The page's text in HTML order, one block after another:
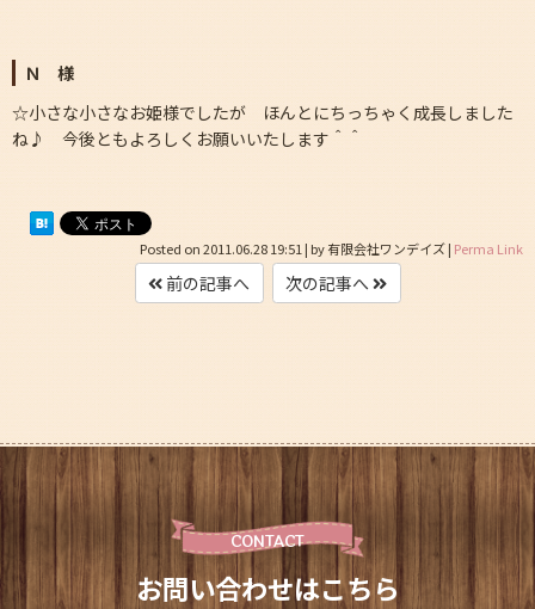
Ｎ 様
☆小さな小さなお姫様でしたが ほんとにちっちゃく成長しました
ね♪ 今後ともよろしくお願いいたします＾＾
Posted on2011.06.28 19:51 | by有限会社ワンデイズ| Perma Link
前の記事へ 次の記事へ
CONTACT
お問い合わせはこちら